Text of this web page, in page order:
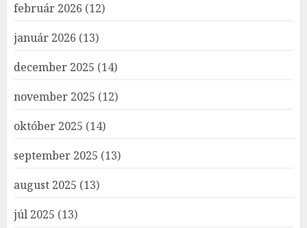
február 2026 (12)
január 2026 (13)
december 2025 (14)
november 2025 (12)
október 2025 (14)
september 2025 (13)
august 2025 (13)
júl 2025 (13)